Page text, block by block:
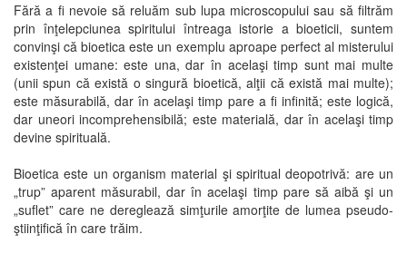
Fără a fi nevoie să reluăm sub lupa microscopului sau să filtrăm
prin înţelepciunea spiritului întreaga istorie a bioeticii, suntem
convinşi că bioetica este un exemplu aproape perfect al misterului
existenţei umane: este una, dar în acelaşi timp sunt mai multe
(unii spun că există o singură bioetică, alţii că există mai multe);
este măsurabilă, dar în acelaşi timp pare a fi infinită; este logică,
dar uneori incomprehensibilă; este materială, dar în acelaşi timp
devine spirituală.
Bioetica este un organism material şi spiritual deopotrivă: are un
„trup” aparent măsurabil, dar în acelaşi timp pare să aibă şi un
„suflet” care ne dereglează simţurile amorţite de lumea pseudo-
ştiinţifică în care trăim.